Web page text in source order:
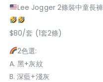
Lee Jogger 2條裝中童長
$80/套 (1套2條)
2色選:
A. 黑+灰紋
B. 深藍+淺灰